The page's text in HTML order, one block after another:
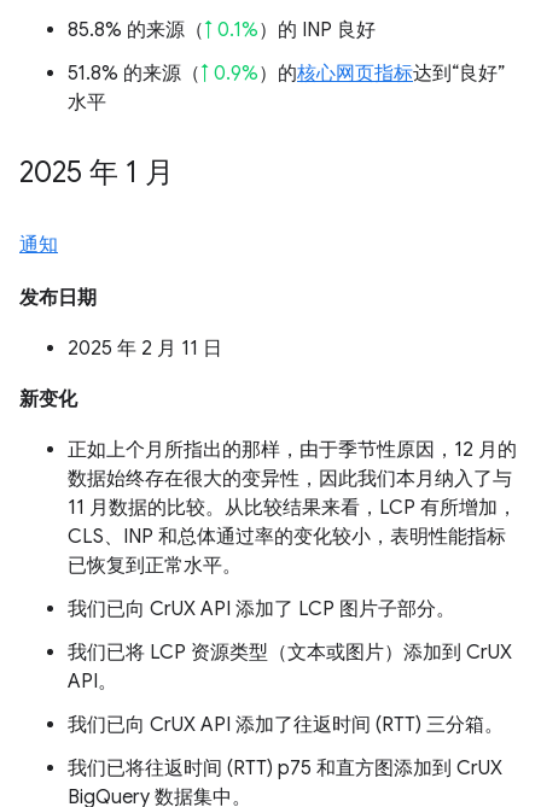
85.8% 的来源（↑ 0.1%）的 INP 良好
51.8% 的来源（↑ 0.9%）的核心网页指标达到“良好”
水平
2025 年 1 月
通知
发布日期
2025 年 2 月 11 日
新变化
正如上个月所指出的那样，由于季节性原因，12 月的
数据始终存在很大的变异性，因此我们本月纳入了与
11 月数据的比较。从比较结果来看，LCP 有所增加，
CLS、INP 和总体通过率的变化较小，表明性能指标
已恢复到正常水平。
我们已向 CrUX API 添加了 LCP 图片子部分。
我们已将 LCP 资源类型（文本或图片）添加到 CrUX
API。
我们已向 CrUX API 添加了往返时间 (RTT) 三分箱。
我们已将往返时间 (RTT) p75 和直方图添加到 CrUX
BigQuery 数据集中。